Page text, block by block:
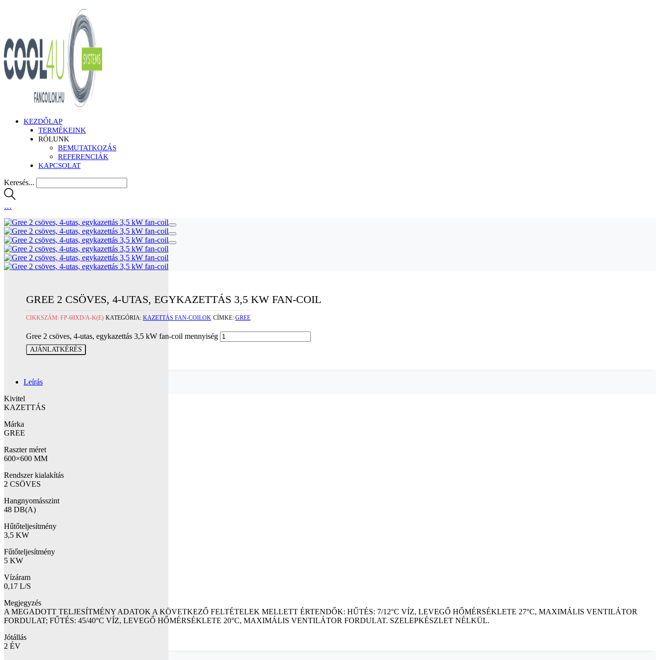
KEZDŐLAP
TERMÉKEINK
RÓLUNK
BEMUTATKOZÁS
REFERENCIÁK
KAPCSOLAT
Keresés...
…
GREE 2 CSÖVES, 4-UTAS, EGYKAZETTÁS 3,5 KW FAN-COIL
CIKKSZÁM: FP-68XD/A-K(E) KATEGÓRIA: KAZETTÁS FAN-COILOK CÍMKE: GREE
Gree 2 csöves, 4-utas, egykazettás 3,5 kW fan-coil mennyiség
AJÁNLATKÉRÉS
Leírás
Kivitel
KAZETTÁS
Márka
GREE
Raszter méret
600×600 MM
Rendszer kialakítás
2 CSÖVES
Hangnyomásszint
48 DB(A)
Hűtőteljesítmény
3,5 KW
Fűtőteljesítmény
5 KW
Vízáram
0,17 L/S
Megjegyzés
A MEGADOTT TELJESÍTMÉNY ADATOK A KÖVETKEZŐ FELTÉTELEK MELLETT ÉRTENDŐK: HŰTÉS: 7/12°C VÍZ, LEVEGŐ HŐMÉRSÉKLETE 27°C, MAXIMÁLIS VENTILÁTOR
FORDULAT; FŰTÉS: 45/40°C VÍZ, LEVEGŐ HŐMÉRSÉKLETE 20°C, MAXIMÁLIS VENTILÁTOR FORDULAT. SZELEPKÉSZLET NÉLKÜL.
Jótállás
2 ÉV